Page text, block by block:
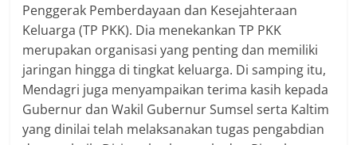
Penggerak Pemberdayaan dan Kesejahteraan
Keluarga (TP PKK). Dia menekankan TP PKK
merupakan organisasi yang penting dan memiliki
jaringan hingga di tingkat keluarga. Di samping itu,
Mendagri juga menyampaikan terima kasih kepada
Gubernur dan Wakil Gubernur Sumsel serta Kaltim
yang dinilai telah melaksanakan tugas pengabdian